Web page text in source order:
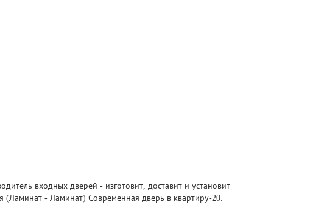
входных дверей - изготовит, доставит и установит
(Ламинат - Ламинат) Современная дверь в квартиру-20.